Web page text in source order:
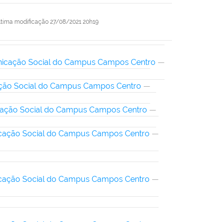
modificação 27/08/2021 20h19
Social do Campus Campos Centro —
Social do Campus Campos Centro —
Social do Campus Campos Centro —
Social do Campus Campos Centro —
Social do Campus Campos Centro —